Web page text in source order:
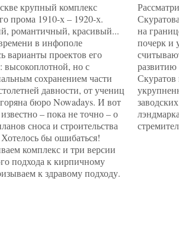
крупный комплекс
прома 1910-х – 1920-х.
романтичный, красивый...
в инфополе
варианты проектов его
высокоплотной, но с
сохранением части
давности, от учениц
бюро Nowadays. И вот
– пока не точно – о
сноса и строительства
бы ошибаться!
комплекс и три версии
подхода к кирпичному
к здравому подходу.
на
почерк и
Скуратов